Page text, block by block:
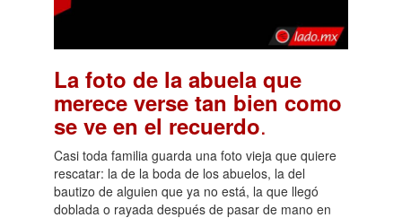
La foto de la abuela que
merece verse tan bien como
se ve en el recuerdo.
Casi toda familia guarda una foto vieja que quiere
rescatar: la de la boda de los abuelos, la del
bautizo de alguien que ya no está, la que llegó
doblada o rayada después de pasar de mano en